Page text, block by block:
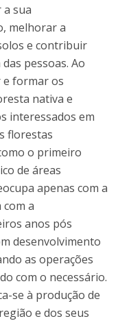
sua
melhorar a
e contribuir
pessoas. Ao
e formar os
nativa e
interessados em
florestas
o primeiro
de áreas
apenas com a
a
anos pós
desenvolvimento
as operações
com o necessário.
se à produção de
e dos seus